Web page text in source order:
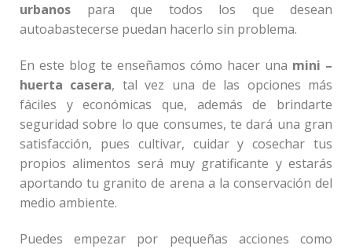
urbanos para que todos los que desean
autoabastecerse puedan hacerlo sin problema.
En este blog te enseñamos cómo hacer una mini –
huerta casera, tal vez una de las opciones más
fáciles y económicas que, además de brindarte
seguridad sobre lo que consumes, te dará una gran
satisfacción, pues cultivar, cuidar y cosechar tus
propios alimentos será muy gratificante y estarás
aportando tu granito de arena a la conservación del
medio ambiente.
Puedes empezar por pequeñas acciones como